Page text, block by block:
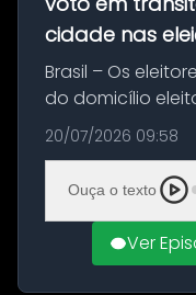
cidade nas
Brasil – Os
do domicílio
podem solicitar
desta segunda-
feito até 20 de ag...
20/07/2026 09:58
Ouça o texto
Ver